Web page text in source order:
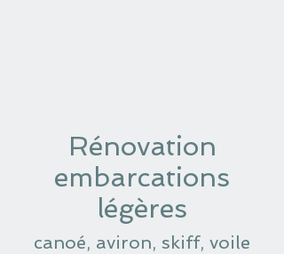
Rénovation
embarcations
légères
canoé, aviron, skiff, voile